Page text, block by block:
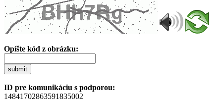
Opíšte kód z obrázku:
submit
ID pre komunikáciu s podporou:
14841702863591835002